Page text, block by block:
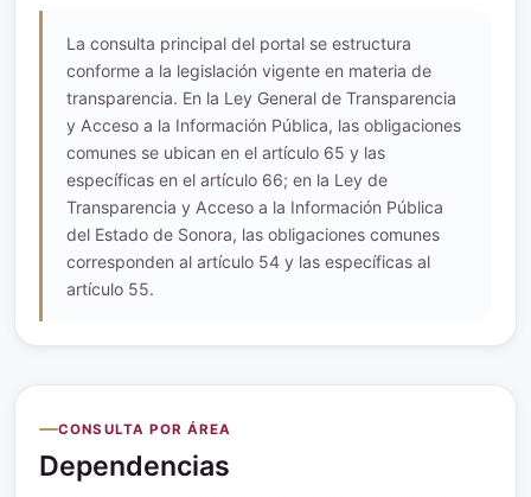
La consulta principal del portal se estructura
conforme a la legislación vigente en materia de
transparencia. En la Ley General de Transparencia
y Acceso a la Información Pública, las obligaciones
comunes se ubican en el artículo 65 y las
específicas en el artículo 66; en la Ley de
Transparencia y Acceso a la Información Pública
del Estado de Sonora, las obligaciones comunes
corresponden al artículo 54 y las específicas al
artículo 55.
CONSULTA POR ÁREA
Dependencias